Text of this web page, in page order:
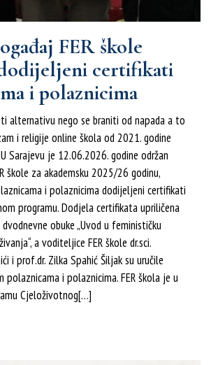
FER škole
certifikati
i polaznicima
alternativu nego se braniti od napada a to
i religije online škola od 2021. godine
Sarajevu je 12.06.2026. godine održan
škole za akademsku 2025/26 godinu,
i polaznicima dodijeljeni certifikati
programu. Dodjela certifikata upriličena
obuke „Uvod u feminističku
a voditeljice FER škole dr.sci.
i prof.dr. Zilka Spahić Šiljak su uručile
i polaznicima. FER škola je u
Cjeloživotnog[…]